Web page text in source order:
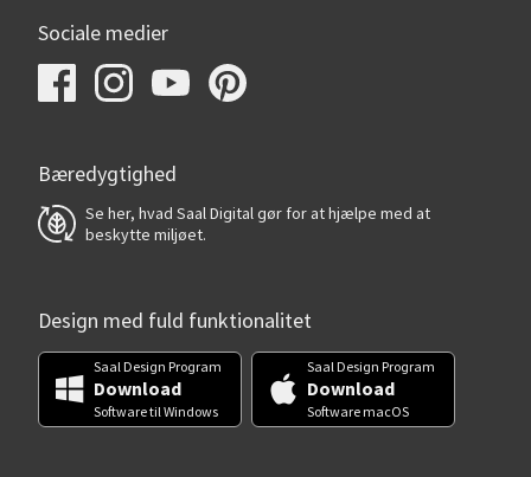
Sociale medier
Bæredygtighed
Se her, hvad Saal Digital gør for at hjælpe med at
beskytte miljøet.
Design med fuld funktionalitet
Saal Design Program
Download
Software til Windows
Saal Design Program
Download
Software macOS